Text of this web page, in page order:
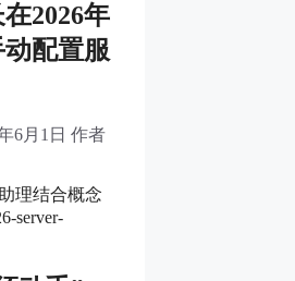
2026年
配置服
6月1日 作者
理结合概念
server-